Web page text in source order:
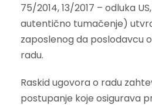
75/2014, 13/2017 – odluka
autentično tumačenje)
zaposlenog da poslodavcu
radu.
Raskid ugovora o radu
postupanje koje osigurava